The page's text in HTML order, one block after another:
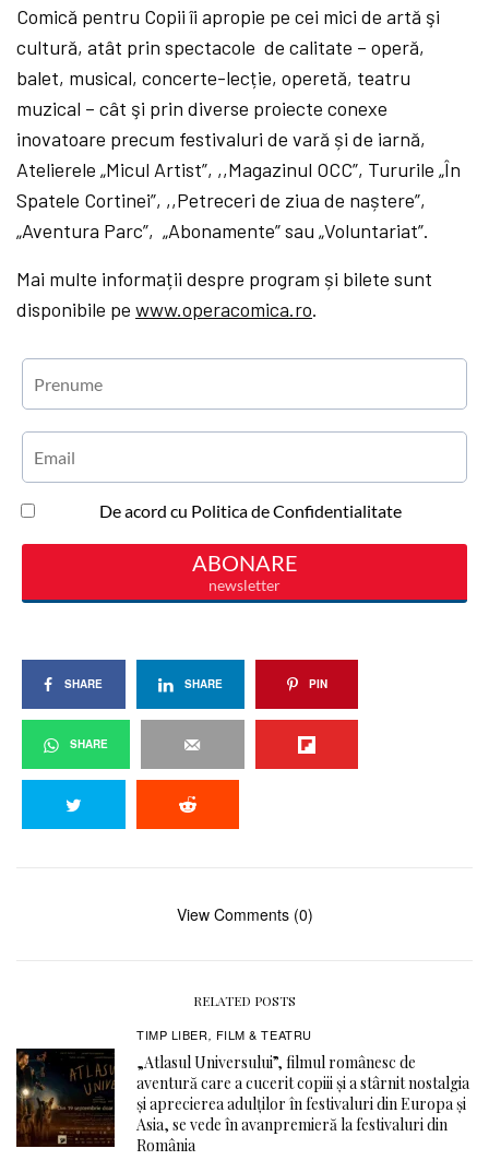
Comică pentru Copii îi apropie pe cei mici de artă şi
cultură, atât prin spectacole de calitate – operă,
balet, musical, concerte-lecție, operetă, teatru
muzical – cât şi prin diverse proiecte conexe
inovatoare precum festivaluri de vară și de iarnă,
Atelierele „Micul Artist”, ,,Magazinul OCC”, Tururile „În
Spatele Cortinei”, ,,Petreceri de ziua de naștere”,
„Aventura Parc”, „Abonamente” sau „Voluntariat”.
Mai multe informații despre program și bilete sunt
disponibile pewww.operacomica.ro.
SHARE SHARE PIN
SHARE
View Comments (0)
RELATED POSTS
TIMP LIBER, FILM & TEATRU
„Atlasul Universului”, filmul românesc de
aventură care a cucerit copiii și a stârnit nostalgia
și aprecierea adulților în festivaluri din Europa și
Asia, se vede în avanpremieră la festivaluri din
România